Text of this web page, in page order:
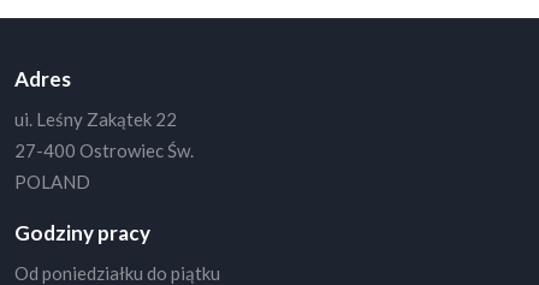
Adres
ui. Leśny Zakątek 22
27-400 Ostrowiec Św.
POLAND
Godziny pracy
Od poniedziałku do piątku